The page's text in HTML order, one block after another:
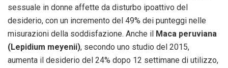
sessuale in donne affette da disturbo ipoattivo del
desiderio, con un incremento del 49% dei punteggi nelle
misurazioni della soddisfazione. Anche il Maca peruviana
(Lepidium meyenii), secondo uno studio del 2015,
aumenta il desiderio del 24% dopo 12 settimane di utilizzo,